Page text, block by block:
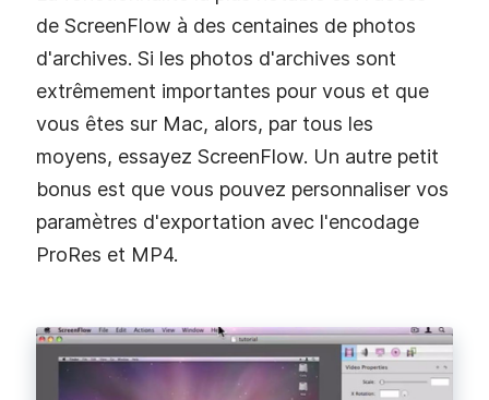
de ScreenFlow à des centaines de photos
d'archives. Si les photos d'archives sont
extrêmement importantes pour vous et que
vous êtes sur Mac, alors, par tous les
moyens, essayez ScreenFlow. Un autre petit
bonus est que vous pouvez personnaliser vos
paramètres d'exportation avec l'encodage
ProRes et MP4.